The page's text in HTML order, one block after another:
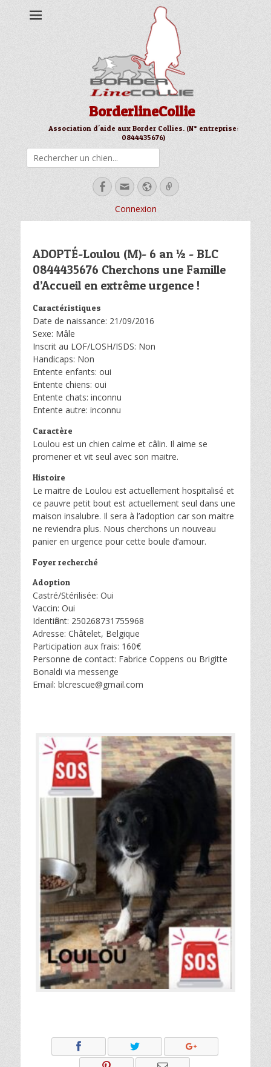
BorderlineCollie
Association d'aide aux Border Collies. (N° entreprise:
0844435676)
Facebook
EmailSite
web
Link
Connexion
ADOPTÉ-Loulou (M)- 6 an ½ - BLC
0844435676 Cherchons une Famille
d’Accueil en extrême urgence !
Caractéristiques
Date de naissance: 21/09/2016
Sexe: Mâle
Inscrit au LOF/LOSH/ISDS: Non
Handicaps: Non
Entente enfants: oui
Entente chiens: oui
Entente chats: inconnu
Entente autre: inconnu
Caractère
Loulou est un chien calme et câlin. Il aime se
promener et vit seul avec son maitre.
Histoire
Le maitre de Loulou est actuellement hospitalisé et
ce pauvre petit bout est actuellement seul dans une
maison insalubre. Il sera à l’adoption car son maitre
ne reviendra plus. Nous cherchons un nouveau
panier en urgence pour cette boule d’amour.
Foyer recherché
Adoption
Castré/Stérilisée: Oui
Vaccin: Oui
Identifiant: 250268731755968
Adresse: Châtelet, Belgique
Participation aux frais: 160€
Personne de contact: Fabrice Coppens ou Brigitte
Bonaldi via messenge
Email: blcrescue@gmail.com